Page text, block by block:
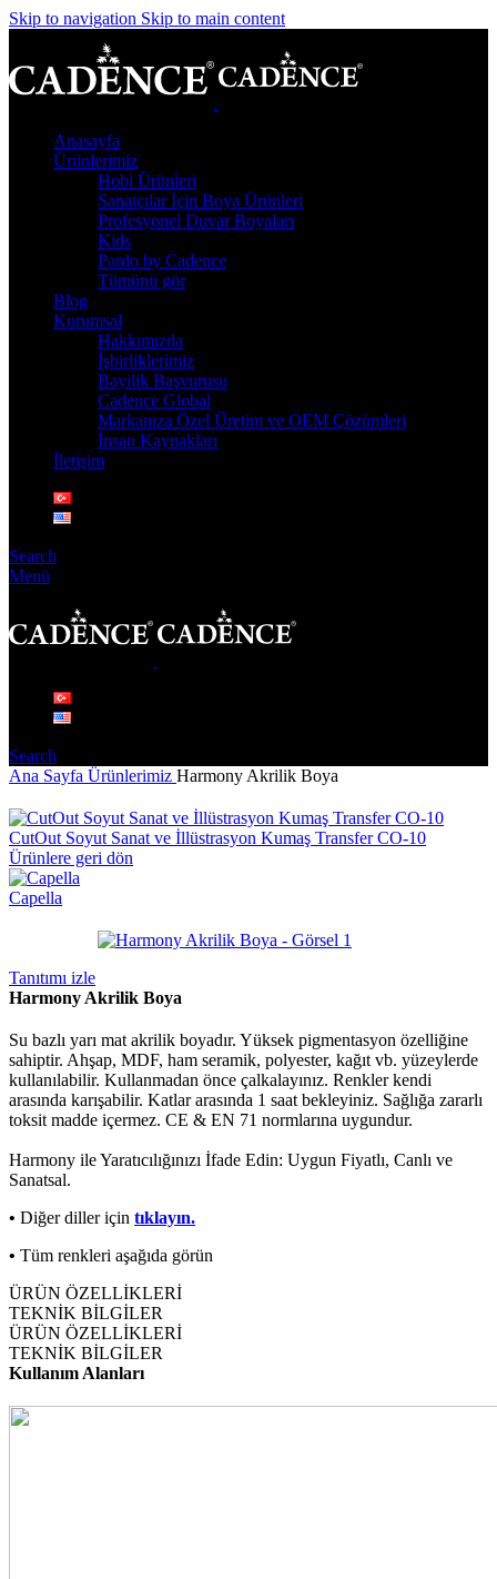
Skip to navigation Skip to main content
Anasayfa
Ürünlerimiz
Hobi Ürünleri
Sanatçılar İçin Boya Ürünleri
Profesyonel Duvar Boyaları
Kids
Pardo by Cadence
Tümünü gör
Blog
Kurumsal
Hakkımızda
İşbirliklerimiz
Bayilik Başvurusu
Cadence Global
Markanıza Özel Üretim ve OEM Çözümleri
İnsan Kaynakları
İletişim
Search
Menü
Search
Ana Sayfa Ürünlerimiz Harmony Akrilik Boya
CutOut Soyut Sanat ve İllüstrasyon Kumaş Transfer CO-10
Ürünlere geri dön
Capella
Tanıtımı izle
Harmony Akrilik Boya
Su bazlı yarı mat akrilik boyadır. Yüksek pigmentasyon özelliğine
sahiptir. Ahşap, MDF, ham seramik, polyester, kağıt vb. yüzeylerde
kullanılabilir. Kullanmadan önce çalkalayınız. Renkler kendi
arasında karışabilir. Katlar arasında 1 saat bekleyiniz. Sağlığa zararlı
toksit madde içermez. CE & EN 71 normlarına uygundur.
Harmony ile Yaratıcılığınızı İfade Edin: Uygun Fiyatlı, Canlı ve
Sanatsal.
• Diğer diller için tıklayın.
• Tüm renkleri aşağıda görün
ÜRÜN ÖZELLİKLERİ
TEKNİK BİLGİLER
ÜRÜN ÖZELLİKLERİ
TEKNİK BİLGİLER
Kullanım Alanları